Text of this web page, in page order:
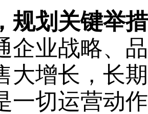
规划关键举措
企业战略、
大增长，长
一切运营动